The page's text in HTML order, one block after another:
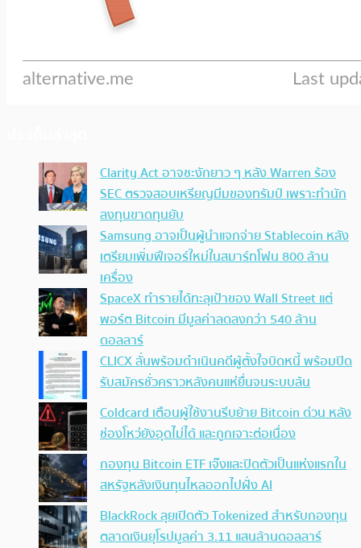
Clarity Act อาจชะงักยาว ๆ หลัง Warren ร้อง
SEC ตรวจสอบเหรียญมีมของทรัมป์ เพราะทำนัก
ลงทุนขาดทุนยับ
Samsung อาจเป็นผู้นำแจกจ่าย Stablecoin หลัง
เตรียมเพิ่มฟีเจอร์ใหม่ในสมาร์ทโฟน 800 ล้าน
เครื่อง
SpaceX ทำรายได้ทะลุเป้าของ Wall Street แต่
พอร์ต Bitcoin มีมูลค่าลดลงกว่า 540 ล้าน
ดอลลาร์
CLICX ลั่นพร้อมดำเนินคดีผู้ตั้งใจบิดหนี้ พร้อมปิด
รับสมัครชั่วคราวหลังคนแห่ยื่นจนระบบล้น
Coldcard เตือนผู้ใช้งานรีบย้าย Bitcoin ด่วน หลัง
ช่องโหว่ยังอุดไม่ได้ และถูกเจาะต่อเนื่อง
กองทุน Bitcoin ETF เจ๊งและปิดตัวเป็นแห่งแรกใน
สหรัฐหลังเงินทุนไหลออกไปฝั่ง AI
BlackRock ลุยเปิดตัว Tokenized สำหรับกองทุน
ตลาดเงินยุโรปมูลค่า 3.11 แสนล้านดอลลาร์